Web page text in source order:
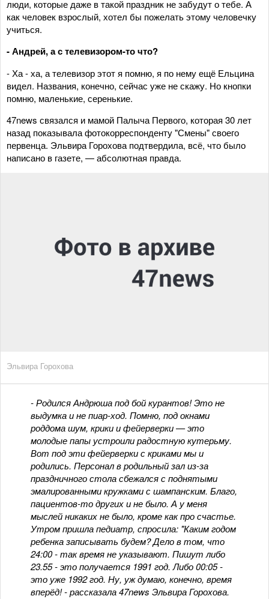
люди, которые даже в такой праздник не забудут о тебе. А
как человек взрослый, хотел бы пожелать этому человечку
учиться.
- Андрей, а с телевизором-то что?
- Ха - ха, а телевизор этот я помню, я по нему ещё Ельцина
видел. Названия, конечно, сейчас уже не скажу. Но кнопки
помню, маленькие, серенькие.
47news связался и мамой Палыча Первого, которая 30 лет
назад показывала фотокорреспонденту "Смены" своего
первенца. Эльвира Горохова подтвердила, всё, что было
написано в газете, — абсолютная правда.
Эльвира Горохова
- Родился Андрюша под бой курантов! Это не
выдумка и не пиар-ход. Помню, под окнами
роддома шум, крики и фейерверки — это
молодые папы устроили радостную кутерьму.
Вот под эти фейерверки с криками мы и
родились. Персонал в родильный зал из-за
праздничного стола сбежался с поднятыми
эмалированными кружками с шампанским. Благо,
пациентов-то других и не было. А у меня
мыслей никаких не было, кроме как про счастье.
Утром пришла педиатр, спросила: "Каким годом
ребенка записывать будем? Дело в том, что
24:00 - так время не указывают. Пишут либо
23.55 - это получается 1991 год. Либо 00:05 -
это уже 1992 год. Ну, уж думаю, конечно, время
вперёд! - рассказала 47news Эльвира Горохова.